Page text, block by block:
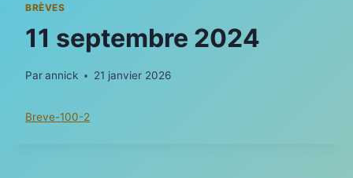
BRÈVES
11 septembre 2024
Parannick 21 janvier 2026
Breve-100-2